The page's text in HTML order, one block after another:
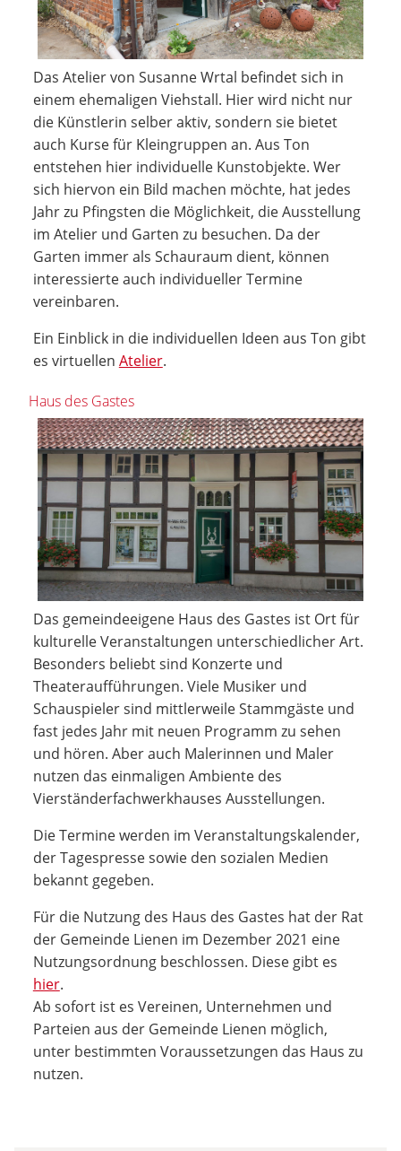
Das Atelier von Susanne Wrtal befindet sich in
einem ehemaligen Viehstall. Hier wird nicht nur
die Künstlerin selber aktiv, sondern sie bietet
auch Kurse für Kleingruppen an. Aus Ton
entstehen hier individuelle Kunstobjekte. Wer
sich hiervon ein Bild machen möchte, hat jedes
Jahr zu Pfingsten die Möglichkeit, die Ausstellung
im Atelier und Garten zu besuchen. Da der
Garten immer als Schauraum dient, können
interessierte auch individueller Termine
vereinbaren.
Ein Einblick in die individuellen Ideen aus Ton gibt
es virtuellen Atelier.
Haus des Gastes
Das gemeindeeigene Haus des Gastes ist Ort für
kulturelle Veranstaltungen unterschiedlicher Art.
Besonders beliebt sind Konzerte und
Theateraufführungen. Viele Musiker und
Schauspieler sind mittlerweile Stammgäste und
fast jedes Jahr mit neuen Programm zu sehen
und hören. Aber auch Malerinnen und Maler
nutzen das einmaligen Ambiente des
Vierständerfachwerkhauses Ausstellungen.
Die Termine werden im Veranstaltungskalender,
der Tagespresse sowie den sozialen Medien
bekannt gegeben.
Für die Nutzung des Haus des Gastes hat der Rat
der Gemeinde Lienen im Dezember 2021 eine
Nutzungsordnung beschlossen. Diese gibt es
hier.
Ab sofort ist es Vereinen, Unternehmen und
Parteien aus der Gemeinde Lienen möglich,
unter bestimmten Voraussetzungen das Haus zu
nutzen.